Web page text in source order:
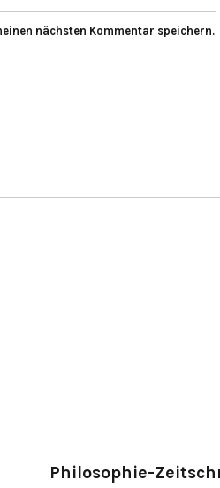
nächsten Kommentar speichern.
Philosophie-